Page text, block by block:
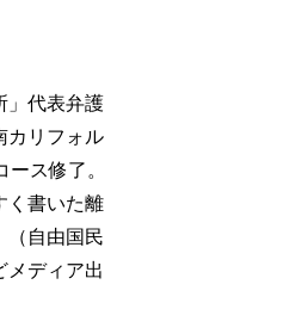
」代表弁護
カリフォル
ス修了。
く書いた離
（自由国民
メディア出